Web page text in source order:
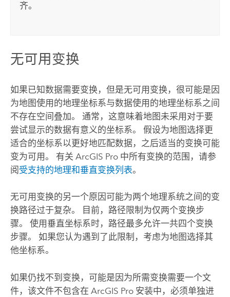
齐。
无可用变换
如果已知数据需要变换，但是无可用变换，很可能是因
为地图使用的地理坐标系与数据使用的地理坐标系之间
不存在空间叠加。 通常，这意味着地图未采用对于要
尝试显示的数据有意义的坐标系。 假设为地图选择更
适合的坐标系以更好地匹配数据，之后适当的变换可能
变为可用。 有关 ArcGIS Pro中所有变换的范围，请参
阅受支持的地理和垂直变换列表。
无可用变换的另一个原因可能为两个地理系统之间的变
换路径过于复杂。 目前，路径限制为仅两个变换步
骤。 使用垂直坐标系时，路径最多允许一共四个变换
步骤。 如果您认为遇到了此限制，考虑为地图选择其
他坐标系。
如果仍找不到变换，可能是因为所需变换需要一个文
件，该文件不包含在 ArcGIS Pro安装中，必须单独进